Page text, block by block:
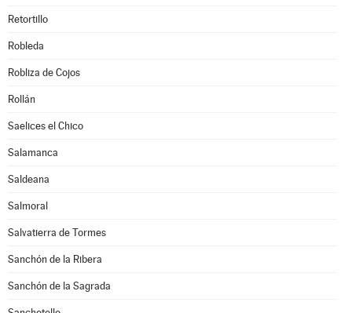
Retortillo
Robleda
Robliza de Cojos
Rollán
Saelices el Chico
Salamanca
Saldeana
Salmoral
Salvatierra de Tormes
Sanchón de la Ribera
Sanchón de la Sagrada